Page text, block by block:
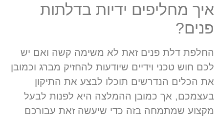
איך מחליפים ידיות בדלתות
פנים?
החלפת דלת פנים זאת לא משימה קשה ואם יש
לכם חוש טכני וידיים שיודעות להחזיק מברג וכמובן
את הכלים הנדרשים תוכלו לבצע את התיקון
בעצמכם, אך כמובן ההמלצה היא לפנות לבעל
מקצוע שמתמחה בזה כדי שיעשה זאת עבורכם